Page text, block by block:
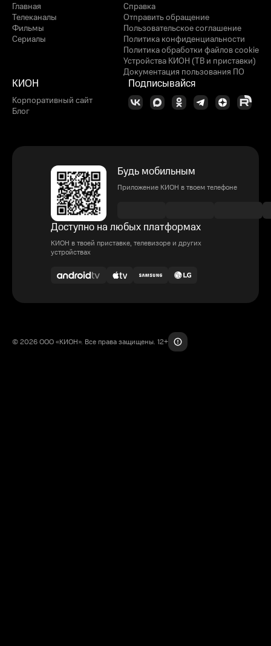
Главная
Телеканалы
Фильмы
Сериалы
Справка
Отправить обращение
Пользовательское соглашение
Политика конфиденциальности
Политика обработки файлов cookie
Устройства КИОН (ТВ и приставки)
Документация пользования ПО
КИОН
Корпоративный сайт
Блог
Подписывайся
Будь мобильным
Приложение КИОН в твоем телефоне
Доступно на любых платформах
КИОН в твоей приставке, телевизоре и других
устройствах
© 2026 ООО «КИОН». Все права защищены. 12+